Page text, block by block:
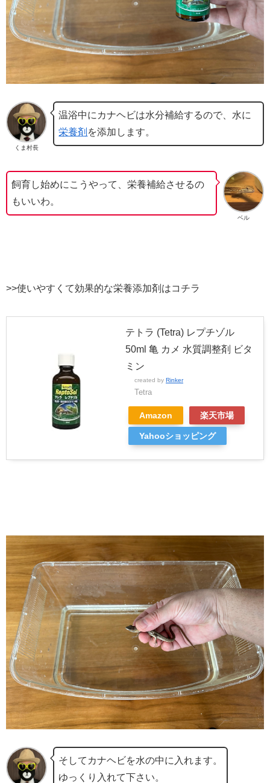
くま村長
温浴中にカナヘビは水分補給するので、水に
栄養剤 を添加します。
ベル
飼育し始めにこうやって、栄養補給させるの
もいいわ。
>>使いやすくて効果的な栄養添加剤はコチラ
テトラ (Tetra) レプチゾル
50ml 亀 カメ 水質調整剤 ビタ
ミン
created by Rinker
Tetra
Amazon 楽天市場
Yahooショッピング
そしてカナヘビを水の中に入れます。
ゆっくり入れて下さい。